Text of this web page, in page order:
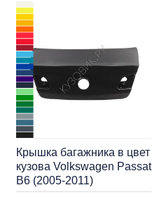
Крышка багажника в цвет
кузова Volkswagen Passat
B6 (2005-2011)